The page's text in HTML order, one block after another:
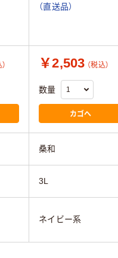
（直送品）
￥2,503 （税込）
数量
カゴへ
桑和
3L
ネイビー系